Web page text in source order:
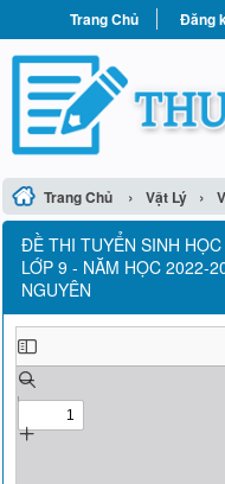
Trang Chủ Đăng
Trang Chủ › Vật Lý ›
ĐỀ THI TUYỂN SINH
LỚP 9 - NĂM HỌC 2022-
NGUYÊN